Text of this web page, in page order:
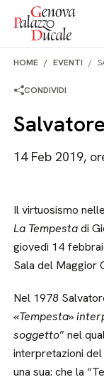
Salta al contenuto
HOME EVENTI
CONDIVIDI
14 Feb 2019,
Il virtuosismo
La Tempestadi
giovedì 14
Sala del Maggior
Nel 1978
«Tempesta»
soggetto” nel
interpretazioni
una sua: che la